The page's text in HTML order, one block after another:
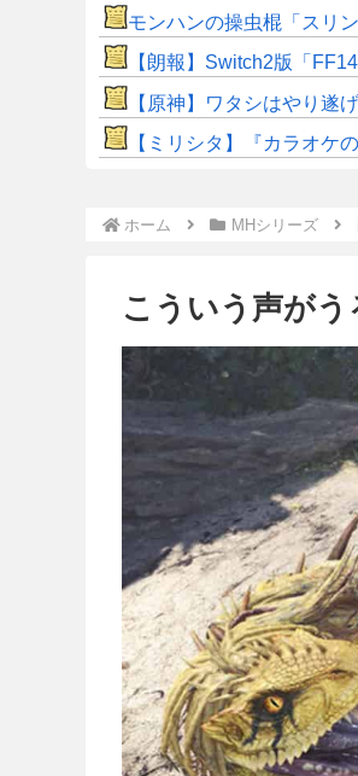
モンハンの操虫棍「スリ
【朗報】Switch2版「
【原神】ワタシはやり遂
【ミリシタ】『カラオケ
ホーム MHシリーズ
こういう声が